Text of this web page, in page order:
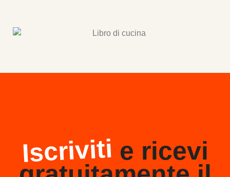
Iscriviti e ricevi